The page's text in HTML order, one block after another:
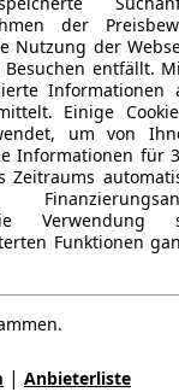
der
Nutzung der
entfällt.
Informationen
Einige
um von
Informationen für
Zeitraums
Verwendung
Funktionen
| Anbieterliste